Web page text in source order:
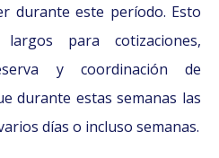
durante este período. Esto
para cotizaciones,
y coordinación de
durante estas semanas las
días o incluso semanas.